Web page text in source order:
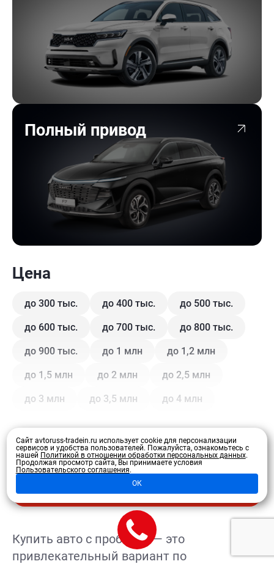
Полный привод
Цена
до 300 тыс. до 400 тыс. до 500 тыс.
до 600 тыс. до 700 тыс. до 800 тыс.
до 900 тыс. до 1 млн до 1,2 млн
до 1,5 млн до 2 млн до 2,5 млн
до 3 млн до 3,5 млн до 4 млн
Кузов
Купе Внедорожник Внедорожник 5 дв.
Седан Хэтчбек 3 дв. Хэтчбек 5 дв.
Минивэн
Универсал Универсал 5 дв.
Развернуть
Купить авто с пробегом — это
привлекательный вариант по
Сайт avtoruss-tradein.ru использует cookie для персонализации
сервисов и удобства пользователей. Пожалуйста, ознакомьтесь с
нашей Политикой в отношении обработки персональных данных.
Продолжая просмотр сайта, Вы принимаете условия
Пользовательского соглашения.
ОК